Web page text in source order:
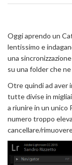
Oggi aprendo un
lentissimo e
una
su una folder che
Otre quindi ad aver
tutte divise in
a riunire in un unico
numero troppo
cancellare/